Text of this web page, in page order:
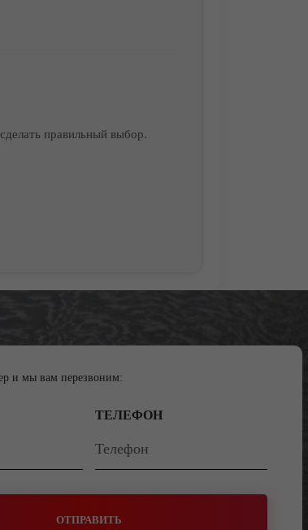
правильный выбор.
и мы вам перезвоним:
ТЕЛЕФОН
ОТПРАВИТЬ